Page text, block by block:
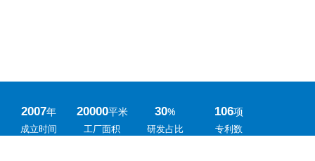
2007年
成立时间
20000平米
工厂面积
30%
研发占比
106项
专利数